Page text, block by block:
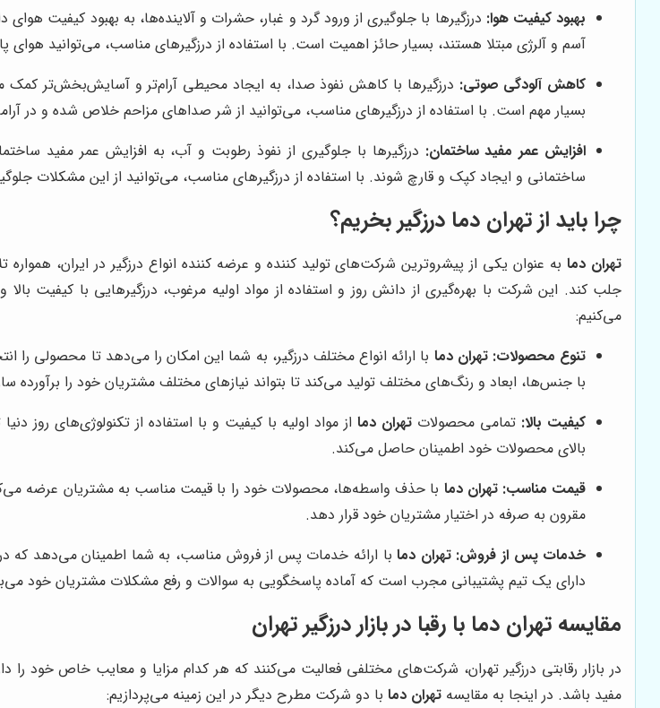
بهبود کیفیت هوا: درزگیرها با جلوگیری از ورود گرد و غبار، حشرات و آلاینده‌ها، به بهبود کیفیت
آسم و آلرژی مبتلا هستند، بسیار حائز اهمیت است. با استفاده از درزگیرهای مناسب، می‌توانید هوای
کاهش آلودگی صوتی: درزگیرها با کاهش نفوذ صدا، به ایجاد محیطی آرام‌تر و آسایش‌بخش‌تر کمک
بسیار مهم است. با استفاده از درزگیرهای مناسب، می‌توانید از شر صداهای مزاحم خلاص شده و در
افزایش عمر مفید ساختمان: درزگیرها با جلوگیری از نفوذ رطوبت و آب، به افزایش عمر مفید
ساختمانی و ایجاد کپک و قارچ شوند. با استفاده از درزگیرهای مناسب، می‌توانید از این مشکلات
چرا باید از تهران دما درزگیر بخریم؟
تهران دمابه عنوان یکی از پیشروترین شرکت‌های تولید کننده و عرضه کننده انواع درزگیر در ایران،
جلب کند. این شرکت با بهره‌گیری از دانش روز و استفاده از مواد اولیه مرغوب، درزگیرهایی با کیفیت
می‌کنیم:
تنوع محصولات: تهران دما با ارائه انواع مختلف درزگیر، به شما این امکان را می‌دهد تا محصولی
با جنس‌ها، ابعاد و رنگ‌های مختلف تولید می‌کند تا بتواند نیازهای مختلف مشتریان خود را برآورده
کیفیت بالا: تمامی محصولات تهران دمااز مواد اولیه با کیفیت و با استفاده از تکنولوژی‌های روز
بالای محصولات خود اطمینان حاصل می‌کند.
قیمت مناسب: تهران دما با حذف واسطه‌ها، محصولات خود را با قیمت مناسب به مشتریان عرضه
مقرون به صرفه در اختیار مشتریان خود قرار دهد.
خدمات پس از فروش: تهران دمابا ارائه خدمات پس از فروش مناسب، به شما اطمینان می‌دهد که
دارای یک تیم پشتیبانی مجرب است که آماده پاسخگویی به سوالات و رفع مشکلات مشتریان خود
مقایسه تهران دما با رقبا در بازار درزگیر تهران
در بازار رقابتی درزگیر تهران، شرکت‌های مختلفی فعالیت می‌کنند که هر کدام مزایا و معایب خاص خود را
مفید باشد. در اینجا به مقایسه تهران دمابا دو شرکت مطرح دیگر در این زمینه می‌پردازیم: